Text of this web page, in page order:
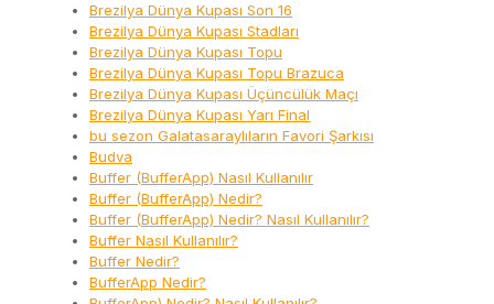
Brezilya Dünya Kupası Son 16
Brezilya Dünya Kupası Stadları
Brezilya Dünya Kupası Topu
Brezilya Dünya Kupası Topu Brazuca
Brezilya Dünya Kupası Üçüncülük Maçı
Brezilya Dünya Kupası Yarı Final
bu sezon Galatasaraylıların Favori Şarkısı
Budva
Buffer (BufferApp) Nasıl Kullanılır
Buffer (BufferApp) Nedir?
Buffer (BufferApp) Nedir? Nasıl Kullanılır?
Buffer Nasıl Kullanılır?
Buffer Nedir?
BufferApp Nedir?